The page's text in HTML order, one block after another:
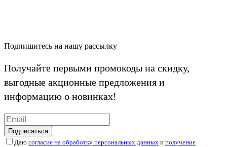
Подпишитесь на нашу рассылку
Получайте первыми промокоды на скидку,
выгодные акционные предложения и
информацию о новинках!
Подписаться
Даю согласие на обработку персональных данных и получение